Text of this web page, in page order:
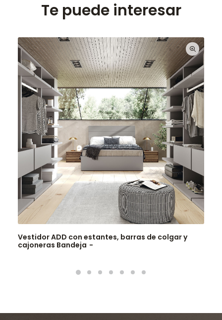
Te puede interesar
Vestidor ADD con estantes, barras de colgar y
cajoneras Bandeja